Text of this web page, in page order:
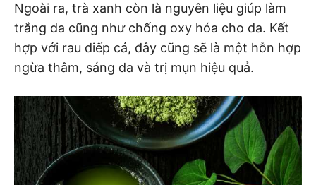
Ngoài ra, trà xanh còn là nguyên liệu giúp làm
trắng da cũng như chống oxy hóa cho da. Kết
hợp với rau diếp cá, đây cũng sẽ là một hỗn hợp
ngừa thâm, sáng da và trị mụn hiệu quả.